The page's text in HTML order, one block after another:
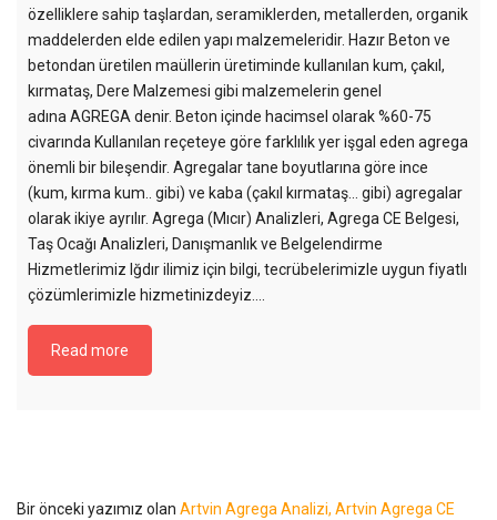
özelliklere sahip taşlardan, seramiklerden, metallerden, organik
maddelerden elde edilen yapı malzemeleridir. Hazır Beton ve
betondan üretilen maüllerin üretiminde kullanılan kum, çakıl,
kırmataş, Dere Malzemesi gibi malzemelerin genel
adına AGREGA denir. Beton içinde hacimsel olarak %60-75
civarında Kullanılan reçeteye göre farklılık yer işgal eden agrega
önemli bir bileşendir. Agregalar tane boyutlarına göre ince
(kum, kırma kum.. gibi) ve kaba (çakıl kırmataş… gibi) agregalar
olarak ikiye ayrılır. Agrega (Mıcır) Analizleri, Agrega CE Belgesi,
Taş Ocağı Analizleri, Danışmanlık ve Belgelendirme
Hizmetlerimiz Iğdır ilimiz için bilgi, tecrübelerimizle uygun fiyatlı
çözümlerimizle hizmetinizdeyiz....
Read more
Bir önceki yazımız olan Artvin Agrega Analizi, Artvin Agrega CE